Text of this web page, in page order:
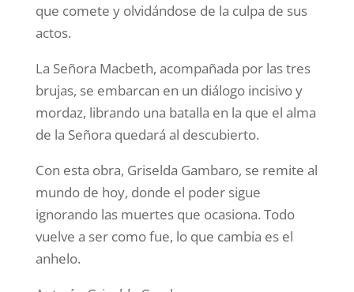
que comete y olvidándose de la culpa de sus
actos.
La Señora Macbeth, acompañada por las tres
brujas, se embarcan en un diálogo incisivo y
mordaz, librando una batalla en la que el alma
de la Señora quedará al descubierto.
Con esta obra, Griselda Gambaro, se remite al
mundo de hoy, donde el poder sigue
ignorando las muertes que ocasiona. Todo
vuelve a ser como fue, lo que cambia es el
anhelo.